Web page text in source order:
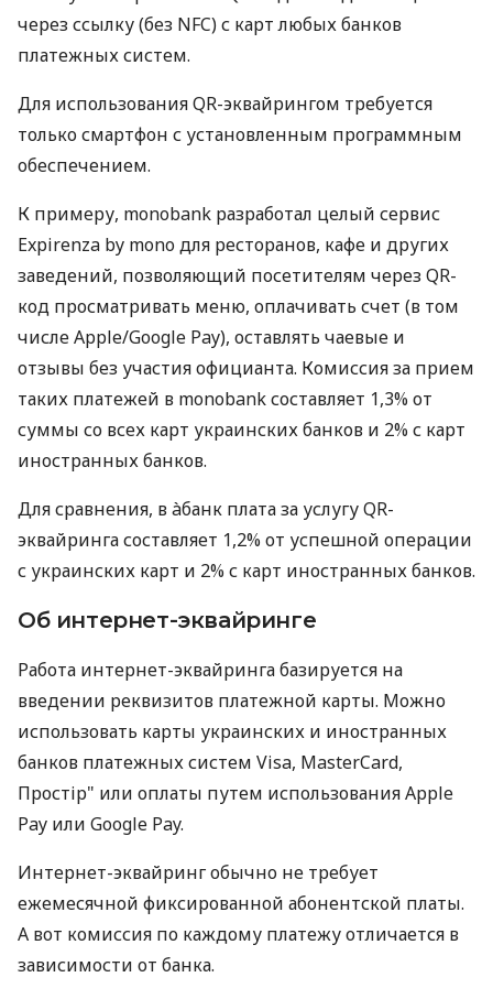
через ссылку (без NFC) с карт любых банков
платежных систем.
Для использования QR-эквайрингом требуется
только смартфон с установленным программным
обеспечением.
К примеру, monobank разработал целый сервис
Expirenza by mono для ресторанов, кафе и других
заведений, позволяющий посетителям через QR-
код просматривать меню, оплачивать счет (в том
числе Apple/Google Pay), оставлять чаевые и
отзывы без участия официанта. Комиссия за прием
таких платежей в monobank составляет 1,3% от
суммы со всех карт украинских банков и 2% с карт
иностранных банков.
Для сравнения, в àбанк плата за услугу QR-
эквайринга составляет 1,2% от успешной операции
с украинских карт и 2% с карт иностранных банков.
Об интернет-эквайринге
Работа интернет-эквайринга базируется на
введении реквизитов платежной карты. Можно
использовать карты украинских и иностранных
банков платежных систем Visa, MasterCard,
Простір" или оплаты путем использования Apple
Pay или Google Pay.
Интернет-эквайринг обычно не требует
ежемесячной фиксированной абонентской платы.
А вот комиссия по каждому платежу отличается в
зависимости от банка.